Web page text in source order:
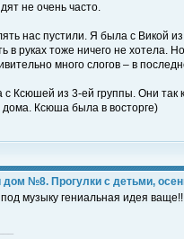
не очень часто.
нас пустили. Я была с Викой
в руках тоже ничего не хотела.
много слогов – в
Ксюшей из 3-ей группы. Они так
дома. Ксюша была в восторге)
дом №8. Прогулки с детьми,
под музыку гениальная идея